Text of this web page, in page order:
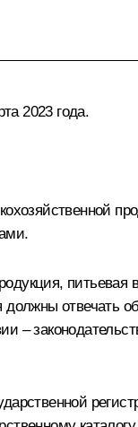
2023 года.
отвечать
–